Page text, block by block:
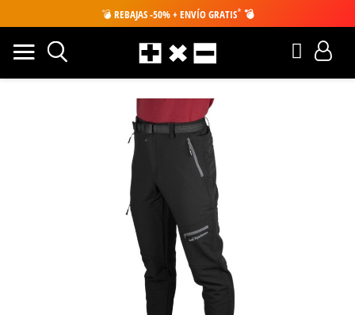
💣 REBAJAS -50% + ENVÍO GRATIS* 💣